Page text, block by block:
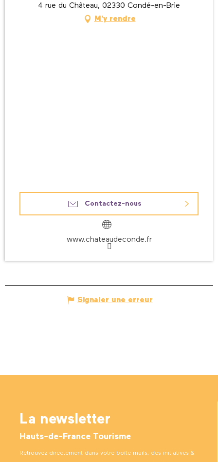
4 rue du Château, 02330 Condé-en-Brie
M'y rendre
Contactez-nous
www.chateaudeconde.fr
Signaler une erreur
La newsletter
Hauts-de-France Tourisme
Retrouvez directement dans votre boîte mails, des initiatives &